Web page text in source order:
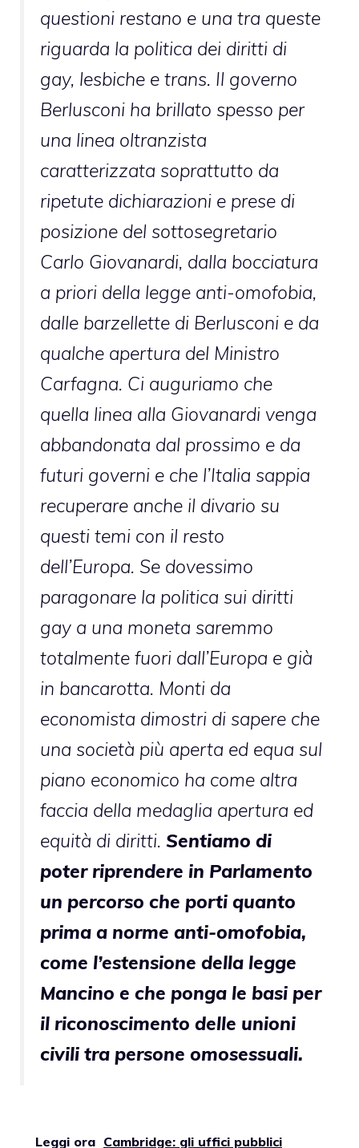
questioni restano e una tra queste
riguarda la politica dei diritti di
gay, lesbiche e trans. Il governo
Berlusconi ha brillato spesso per
una linea oltranzista
caratterizzata soprattutto da
ripetute dichiarazioni e prese di
posizione del sottosegretario
Carlo Giovanardi, dalla bocciatura
a priori della legge anti-omofobia,
dalle barzellette di Berlusconi e da
qualche apertura del Ministro
Carfagna. Ci auguriamo che
quella linea alla Giovanardi venga
abbandonata dal prossimo e da
futuri governi e che l’Italia sappia
recuperare anche il divario su
questi temi con il resto
dell’Europa. Se dovessimo
paragonare la politica sui diritti
gay a una moneta saremmo
totalmente fuori dall’Europa e già
in bancarotta. Monti da
economista dimostri di sapere che
una società più aperta ed equa sul
piano economico ha come altra
faccia della medaglia apertura ed
equità di diritti. Sentiamo di
poter riprendere in Parlamento
un percorso che porti quanto
prima a norme anti-omofobia,
come l’estensione della legge
Mancino e che ponga le basi per
il riconoscimento delle unioni
civili tra persone omosessuali.
Leggi ora Cambridge: gli uffici pubblici